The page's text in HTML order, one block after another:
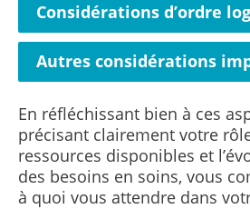
Considérations d’ordre
Autres considérations
En réfléchissant bien à ces
précisant clairement votre
ressources disponibles et
des besoins en soins, vous
à quoi vous attendre dans